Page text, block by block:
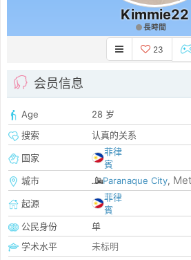
Kimmie22
長時間
23
会员信息
Age
28 岁
搜索
认真的关系
国家
菲律
賓
城市
Paranaque City,
起源
菲律
賓
公民身份
单
学术水平
未标明